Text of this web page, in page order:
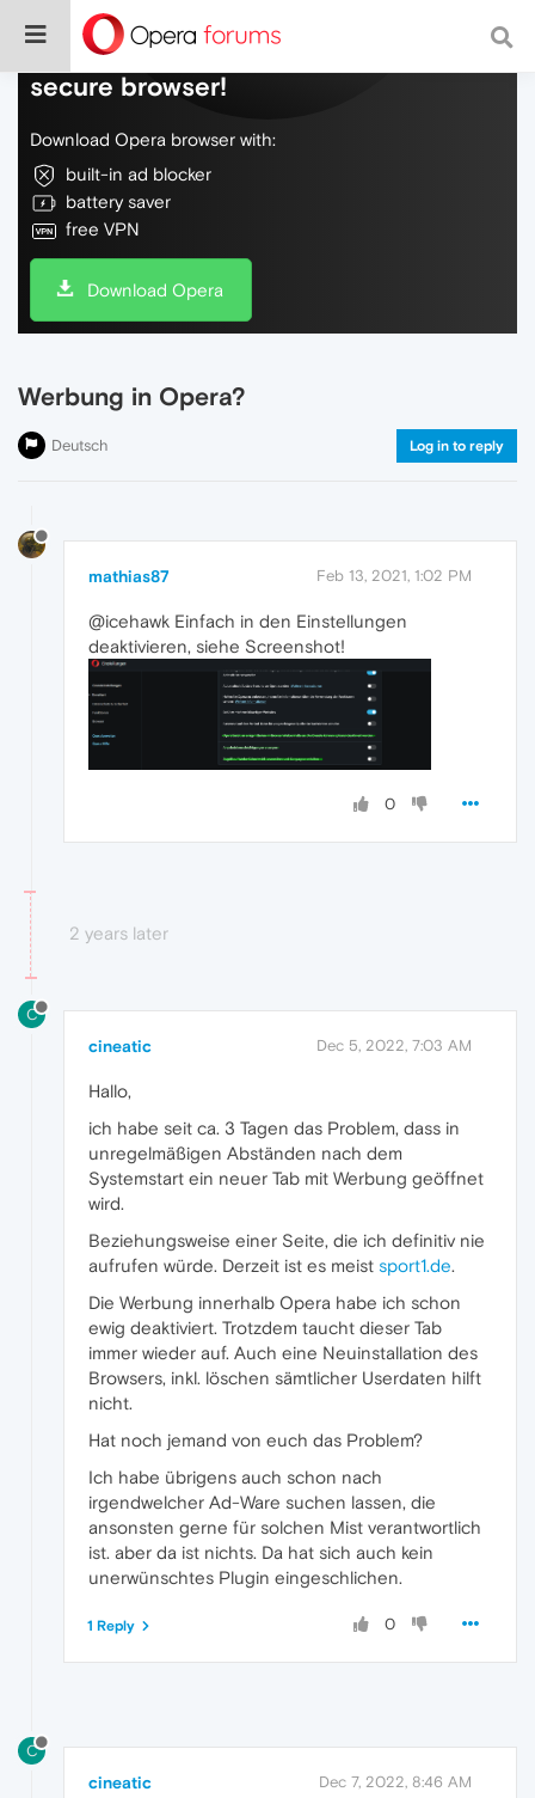
Do more on the web, with a fast and
secure browser!
Download Opera browser with:
built-in ad blocker
battery saver
free VPN
Download Opera
Werbung in Opera?
Deutsch Log in to reply
mathias87 Feb 13, 2021, 1:02 PM
@icehawk Einfach in den Einstellungen
deaktivieren, siehe Screenshot!
0
2 years later
C
cineatic Dec 5, 2022, 7:03 AM
Hallo,
ich habe seit ca. 3 Tagen das Problem, dass in
unregelmäßigen Abständen nach dem
Systemstart ein neuer Tab mit Werbung geöffnet
wird.
Beziehungsweise einer Seite, die ich definitiv nie
aufrufen würde. Derzeit ist es meist sport1.de.
Die Werbung innerhalb Opera habe ich schon
ewig deaktiviert. Trotzdem taucht dieser Tab
immer wieder auf. Auch eine Neuinstallation des
Browsers, inkl. löschen sämtlicher Userdaten hilft
nicht.
Hat noch jemand von euch das Problem?
Ich habe übrigens auch schon nach
irgendwelcher Ad-Ware suchen lassen, die
ansonsten gerne für solchen Mist verantwortlich
ist. aber da ist nichts. Da hat sich auch kein
unerwünschtes Plugin eingeschlichen.
0
1 Reply
C
cineatic Dec 7, 2022, 8:46 AM